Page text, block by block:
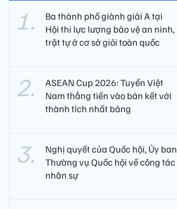
Ba thành phố giành giải A tại
Hội thi lực lượng bảo vệ an ninh,
trật tự ở cơ sở giỏi toàn quốc
ASEAN Cup 2026: Tuyển Việt
Nam thẳng tiến vào bán kết với
thành tích nhất bảng
Nghị quyết của Quốc hội, Ủy ban
Thường vụ Quốc hội về công tác
nhân sự